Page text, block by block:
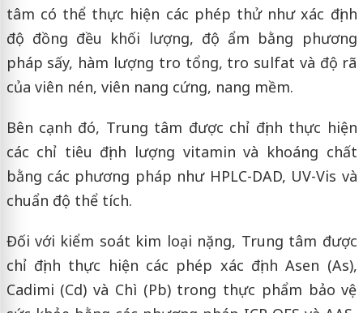
tâm có thể thực hiện các phép thử như xác định
độ đồng đều khối lượng, độ ẩm bằng phương
pháp sấy, hàm lượng tro tổng, tro sulfat và độ rã
của viên nén, viên nang cứng, nang mềm.
Bên cạnh đó, Trung tâm được chỉ định thực hiện
các chỉ tiêu định lượng vitamin và khoáng chất
bằng các phương pháp như HPLC-DAD, UV-Vis và
chuẩn độ thể tích.
Đối với kiểm soát kim loại nặng, Trung tâm được
chỉ định thực hiện các phép xác định Asen (As),
Cadimi (Cd) và Chì (Pb) trong thực phẩm bảo vệ